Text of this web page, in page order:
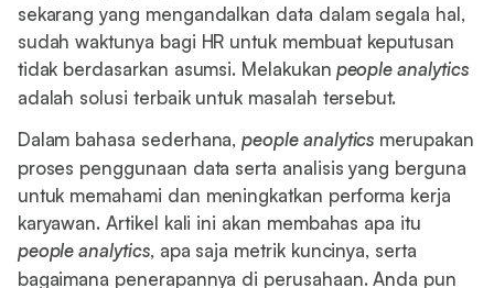
sekarang yang mengandalkan data dalam segala hal,
sudah waktunya bagi HR untuk membuat keputusan
tidak berdasarkan asumsi. Melakukan people analytics
adalah solusi terbaik untuk masalah tersebut.
Dalam bahasa sederhana,people analytics merupakan
proses penggunaan data serta analisis yang berguna
untuk memahami dan meningkatkan performa kerja
karyawan. Artikel kali ini akan membahas apa itu
people analytics, apa saja metrik kuncinya, serta
bagaimana penerapannya di perusahaan. Anda pun